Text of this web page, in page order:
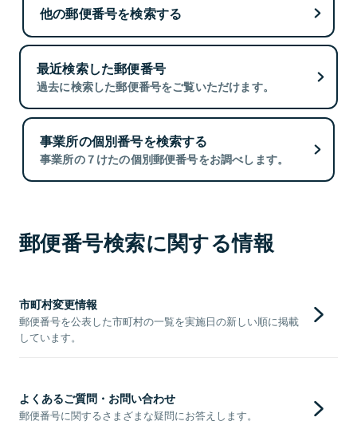
他の郵便番号を検索する
最近検索した郵便番号
過去に検索した郵便番号をご覧いただけます。
事業所の個別番号を検索する
事業所の７けたの個別郵便番号をお調べします。
郵便番号検索に関する情報
市町村変更情報
郵便番号を公表した市町村の一覧を実施日の新しい順に掲載
しています。
よくあるご質問・お問い合わせ
郵便番号に関するさまざまな疑問にお答えします。